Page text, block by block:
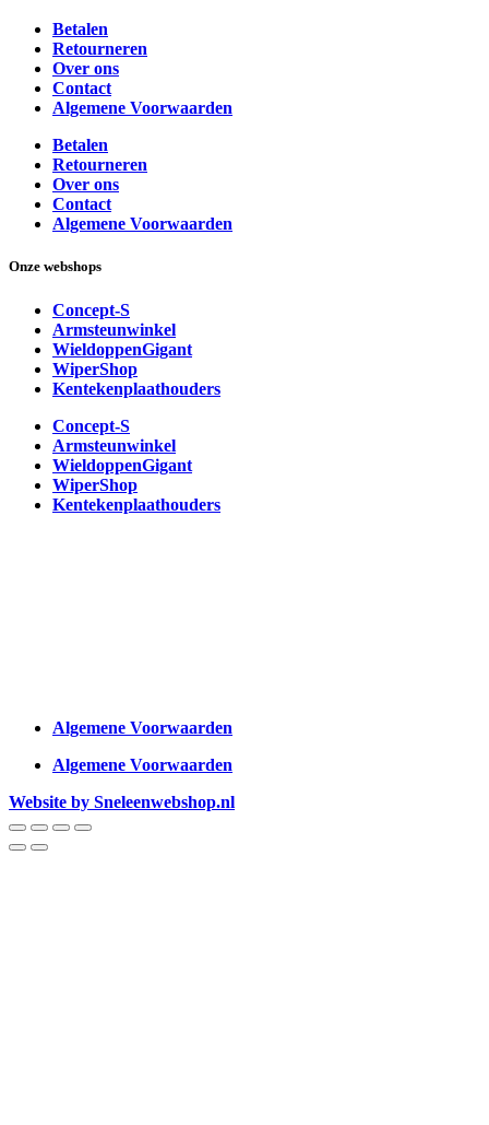
Betalen
Retourneren
Over ons
Contact
Algemene Voorwaarden
Betalen
Retourneren
Over ons
Contact
Algemene Voorwaarden
Onze webshops
Concept-S
Armsteunwinkel
WieldoppenGigant
WiperShop
Kentekenplaathouders
Concept-S
Armsteunwinkel
WieldoppenGigant
WiperShop
Kentekenplaathouders
Algemene Voorwaarden
Algemene Voorwaarden
Website by Sneleenwebshop.nl